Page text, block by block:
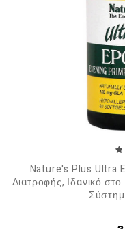
Nature's Plus Ultra
Διατροφής, Ιδανικό